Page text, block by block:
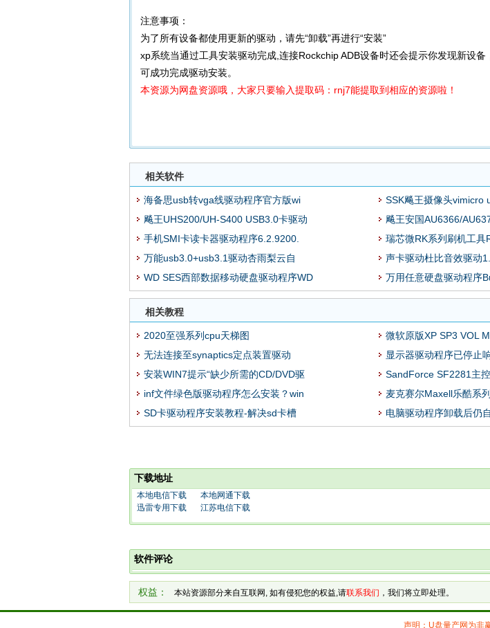
注意事项：
为了所有设备都使用更新的驱动，请先“卸载”再进行“安装”
xp系统当通过工具安装驱动完成,连接Rockchip ADB设备时还会提示你发现新设
可成功完成驱动安装。
本资源为网盘资源哦，大家只要输入提取码：rnj7能提取到相应的资源啦！
相关软件
海备思usb转vga线驱动程序官方版wi
SSK飚王摄像头vimicro
飚王UHS200/UH-S400 USB3.0卡驱动
飚王安国AU6366/
手机SMI卡读卡器驱动程序6.2.9200.
瑞芯微RK系列刷机工具
万能usb3.0+usb3.1驱动杏雨梨云自
声卡驱动杜比音效驱动
WD SES西部数据移动硬盘驱动程序WD
万用任意硬盘驱动程序
相关教程
2020至强系列cpu天梯图
微软原版XP SP3 VOL
无法连接至synaptics定点装置驱动
显示器驱动程序已停止
安装WIN7提示“缺少所需的CD/DVD驱
SandForce SF2281主
inf文件绿色版驱动程序怎么安装？win
麦克赛尔Maxell乐酷系
SD卡驱动程序安装教程-解决sd卡槽
电脑驱动程序卸载后仍
下载地址
本地电信下载
本地网通下载
迅雷专用下载
江苏电信下载
软件评论
权益： 本站资源部分来自互联网, 如有侵犯您的权益,请联系我们 ，我们将立即处理。
声明：U盘量产网为非